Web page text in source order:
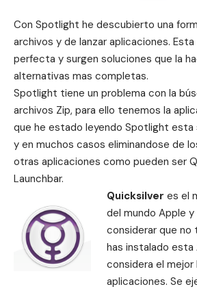
Con Spotlight he descubierto una
archivos y de lanzar aplicaciones.
perfecta y surgen soluciones que la
alternativas mas completas.
Spotlight tiene un problema con la
archivos Zip, para ello tenemos la
que he estado leyendo Spotlight esta
y en muchos casos eliminandose de
otras aplicaciones como pueden ser
Launchbar.
Quicksilver es el
del mundo Apple y
considerar que no
has instalado esta
considera el mejor
aplicaciones. Se